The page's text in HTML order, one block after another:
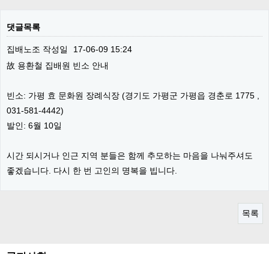
댓글목록
집배노조 작성일
17-06-09 15:24
故 용환철 집배원 빈소 안내
빈소: 가평 효 문화원 장례식장 (경기도 가평군 가평읍 경춘로 1775 ,
031-581-4442)
발인: 6월 10일
시간 되시거나 인근 지역 분들은 함께 추모하는 마음을 나눠주셔도
좋겠습니다. 다시 한 번 고인의 명복을 빕니다.
목록